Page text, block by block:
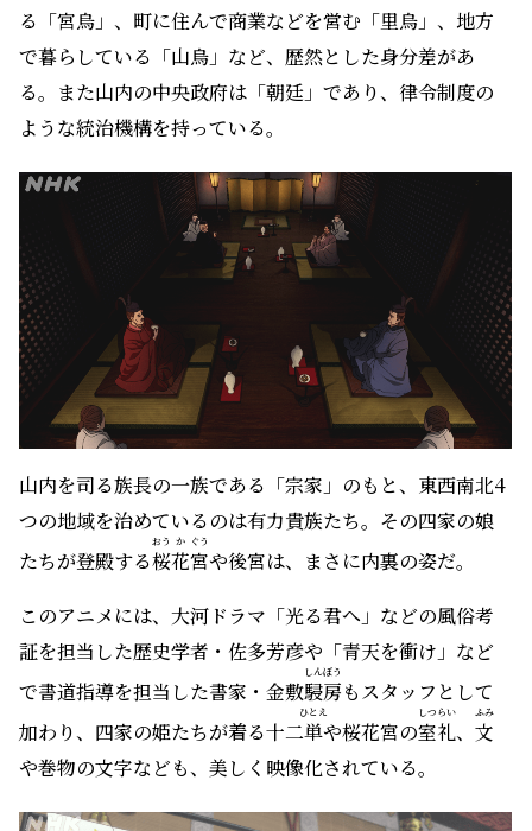
る「宮烏」、町に住んで商業などを営む「里烏」、地方
で暮らしている「山烏」など、歴然とした身分差があ
る。また山内の中央政府は「朝廷」であり、律令制度の
ような統治機構を持っている。
山内を司る族長の一族である「宗家」のもと、東西南北4
つの地域を治めているのは有力貴族たち。その四家の娘
たちが登殿する桜
おう
花
か
宮
ぐう
や後宮は、まさに内裏の姿だ。
このアニメには、大河ドラマ「光る君へ」などの風俗考
証を担当した歴史学者・佐多芳彦や「青天を衝け」など
で書道指導を担当した書家・金敷駸房
しんぼう
もスタッフとして
加わり、四家の姫たちが着る十二単
ひとえ
や桜花宮の室礼
しつらい
、 文
ふみ
や巻物の文字なども、美しく映像化されている。